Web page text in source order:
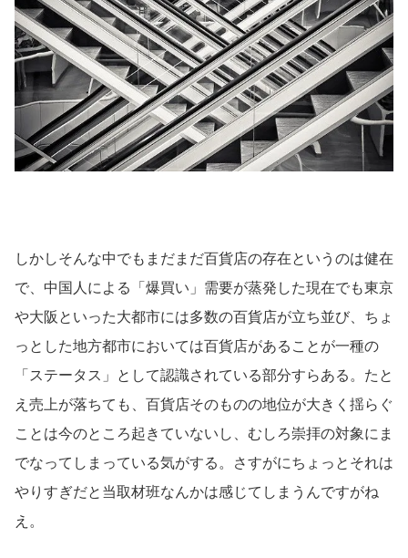
しかしそんな中でもまだまだ百貨店の存在というのは健在
で、中国人による「爆買い」需要が蒸発した現在でも東京
や大阪といった大都市には多数の百貨店が立ち並び、ちょ
っとした地方都市においては百貨店があることが一種の
「ステータス」として認識されている部分すらある。たと
え売上が落ちても、百貨店そのものの地位が大きく揺らぐ
ことは今のところ起きていないし、むしろ崇拝の対象にま
でなってしまっている気がする。さすがにちょっとそれは
やりすぎだと当取材班なんかは感じてしまうんですがね
え。